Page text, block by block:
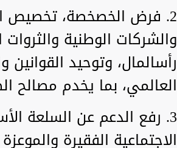
2. فرض الخصخصة، تخصيص
والشركات الوطنية
رأسالمال، وتوحيد
العالمي، بما يخدم مصالح
3. رفع الدعم عن السلعة
الاجتماعية الفقيرة